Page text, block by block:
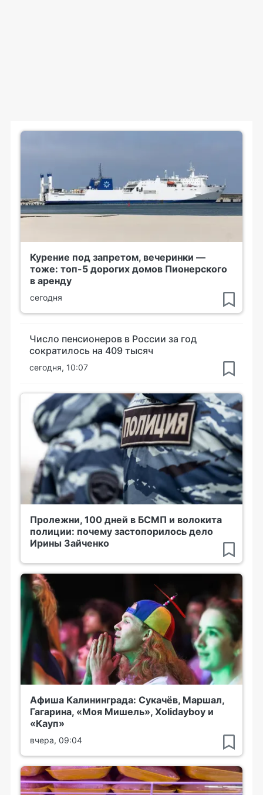
Курение под запретом, вечеринки —
тоже: топ-5 дорогих домов Пионерского
в аренду
сегодня
Число пенсионеров в России за год
сократилось на 409 тысяч
сегодня, 10:07
Пролежни, 100 дней в БСМП и волокита
полиции: почему застопорилось дело
Ирины Зайченко
Афиша Калининграда: Сукачёв, Маршал,
Гагарина, «Моя Мишель», Xolidayboy и
«Кауп»
вчера, 09:04